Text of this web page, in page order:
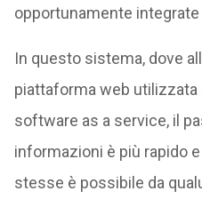
opportunamente integrate
In questo sistema, dove
piattaforma web
software as a service, il
informazioni è più rapido
stesse è possibile da